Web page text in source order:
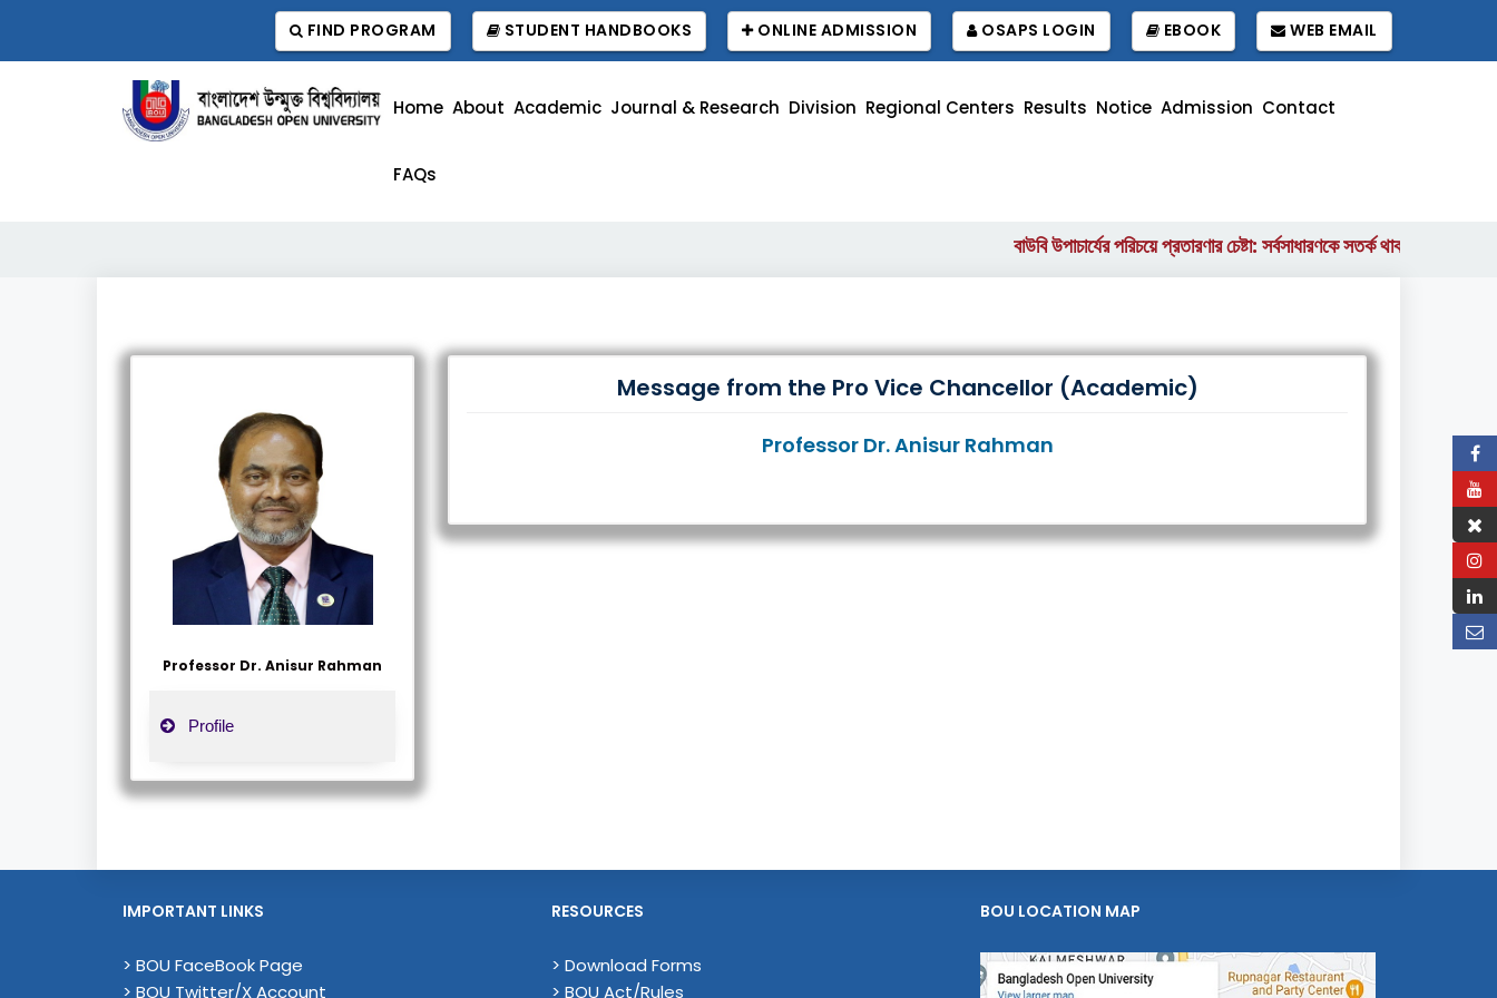
FIND PROGRAM STUDENT HANDBOOKS ONLINE ADMISSION OSAPS LOGIN EBOOK WEB EMAIL
Home About Academic Journal & Research Division Regional Centers Results Notice Admission Contact
FAQs
বাউবি উপাচার্যের পরিচয়ে প্রতারণার চেষ্টা: সর্বসাধারণকে সতর্ক থাকার আহ্বান
Professor Dr. Anisur Rahman
Profile
Message from the Pro Vice Chancellor (Academic)
Professor Dr. Anisur Rahman
IMPORTANT LINKS
> BOU FaceBook Page
> BOU Twitter/X Account
RESOURCES
> Download Forms
> BOU Act/Rules
BOU LOCATION MAP